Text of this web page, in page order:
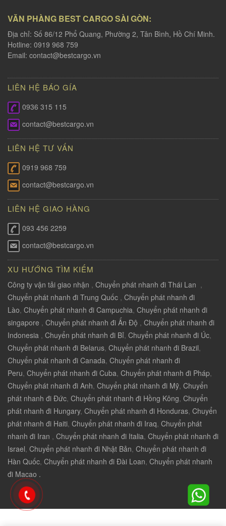
VĂN PHÀNG BEST CARGO SÀI GÒN:
Địa chỉ: Số 86/12 Phổ Quang, Phường 2, Tân Bình, Hồ Chí Minh.
Hotline: 0919 968 759
Email: contact@bestcargo.vn
LIÊN HỆ BÁO GÍA
0936 315 115
contact@bestcargo.vn
LIÊN HỆ TƯ VẤN
0919 968 759
contact@bestcargo.vn
LIÊN HỆ GIAO HÀNG
093 456 2259
contact@bestcargo.vn
XU HƯỚNG TÌM KIẾM
Công ty vận tải giao nhận , Chuyển phát nhanh đi Thái Lan ,
Chuyển phát nhanh đi Trung Quốc , Chuyển phát nhanh đi
Lào, Chuyển phát nhanh đi Campuchia, Chuyển phát nhanh đi
singapore , Chuyển phát nhanh đi Ấn Độ , Chuyển phát nhanh đi
Indonesia , Chuyển phát nhanh đi Bỉ, Chuyển phát nhanh đi Úc,
Chuyển phát nhanh đi Belarus, Chuyển phát nhanh đi Brazil,
Chuyển phát nhanh đi Canada, Chuyển phát nhanh đi
Peru, Chuyển phát nhanh đi Cuba, Chuyển phát nhanh đi Pháp,
Chuyển phát nhanh đi Anh, Chuyển phát nhanh đi Mỹ, Chuyển
phát nhanh đi Đức, Chuyển phát nhanh đi Hồng Kông, Chuyển
phát nhanh đi Hungary, Chuyển phát nhanh đi Honduras, Chuyển
phát nhanh đi Haiti, Chuyển phát nhanh đi Iraq, Chuyển phát
nhanh đi Iran , Chuyển phát nhanh đi Italia, Chuyển phát nhanh đi
Israel, Chuyển phát nhanh đi Nhật Bản, Chuyển phát nhanh đi
Hàn Quốc, Chuyển phát nhanh đi Đài Loan, Chuyển phát nhanh
đi Macao .